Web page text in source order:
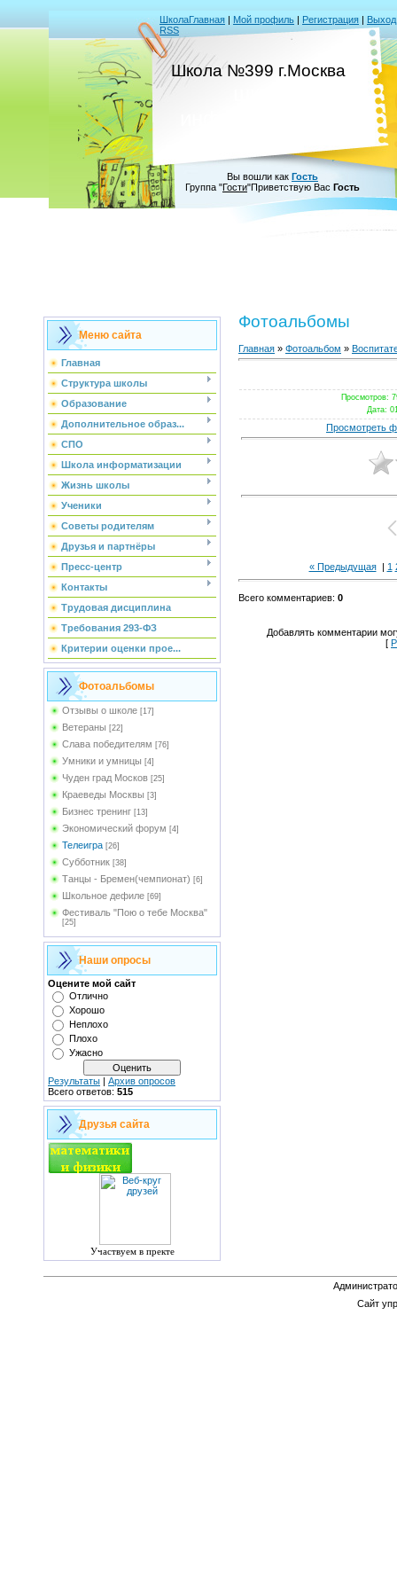
ШколаГлавная | Мой профиль | Регистрация | Выход
RSS
Школа №399 г.Москва
Вы вошли как Гость
Группа "Гости"Приветствую Вас Гость
Меню сайта
Главная
Структура школы
Образование
Дополнительное образ...
СПО
Школа информатизации
Жизнь школы
Ученики
Советы родителям
Друзья и партнёры
Пресс-центр
Контакты
Трудовая дисциплина
Требования 293-ФЗ
Критерии оценки прое...
Фотоальбомы
Отзывы о школе [17]
Ветераны [22]
Слава победителям [76]
Умники и умницы [4]
Чуден град Москов [25]
Краеведы Москвы [3]
Бизнес тренинг [13]
Экономический форум [4]
Телеигра [26]
Субботник [38]
Танцы - Бремен(чемпионат) [6]
Школьное дефиле [69]
Фестиваль "Пою о тебе Москва"
[25]
Наши опросы
Оцените мой сайт
Отлично
Хорошо
Неплохо
Плохо
Ужасно
Результаты | Архив опросов
Всего ответов: 515
Друзья сайта
Участвуем в пректе
Фотоальбомы
Главная » Фотоальбом »
Просмотров:
Дата:
Просмотреть
« Предыдущая| 1
Всего комментариев: 0
Добавлять комментарии
[
Сайт